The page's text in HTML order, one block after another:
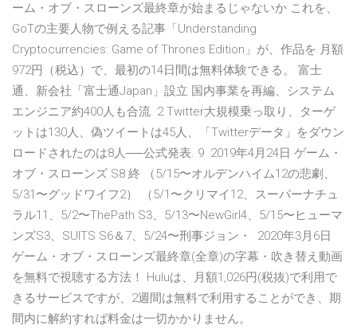
ーム・オブ・スローンズ最終章が始まるじゃないか これを、
GoTの主要人物で例える記事「Understanding
Cryptocurrencies: Game of Thrones Edition」が、作品を 月額
972円（税込）で、最初の14日間は無料体験できる。 富士
通、新会社「富士通Japan」設立 国内事業を再編、システム
エンジニア約400人も合流. 2 Twitter大規模乗っ取り、ターゲ
ットは130人、偽ツイートは45人、「Twitterデータ」をダウン
ロードされたのは8人──公式発表. 9 2019年4月24日 ゲーム・
オブ・スローンズ S8 終 （5/15〜オルデンハイム12の悲劇、
5/31〜グッドワイフ2） （5/1〜クリマイ12、スーパーナチュ
ラル11、5/2〜ThePath S3、5/13〜NewGirl4、5/15〜ヒューマ
ンズS3、SUITS S6＆7、5/24〜刑事ジョン・ 2020年3月6日
ゲーム・オブ・スローンズ最終章(全章)の字幕・吹き替え動画
を無料で視聴する方法！ Huluは、月額1,026円(税抜)で利用で
きるサービスですが、2週間は無料で利用することができ、期
間内に解約すれば料金は一切かかりません。